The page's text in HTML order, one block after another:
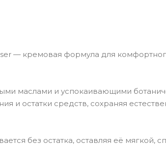
— кремовая формула для
маслами и успокаивающими
и остатки средств, сохраняя
без остатка, оставляя её мягкой,